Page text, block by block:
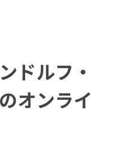
ドルフ・
オンライ